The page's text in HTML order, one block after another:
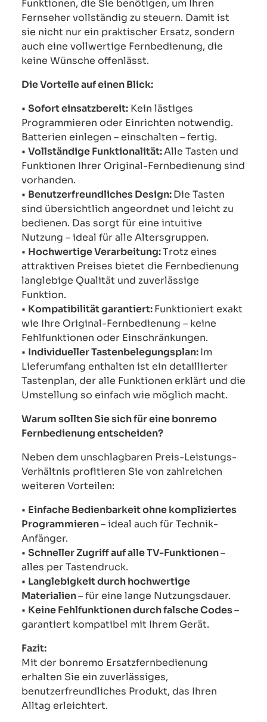
Funktionen, die Sie benötigen, um Ihren
Fernseher vollständig zu steuern. Damit ist
sie nicht nur ein praktischer Ersatz, sondern
auch eine vollwertige Fernbedienung, die
keine Wünsche offenlässt.
Die Vorteile auf einen Blick:
• Sofort einsatzbereit: Kein lästiges
Programmieren oder Einrichten notwendig.
Batterien einlegen – einschalten – fertig.
• Vollständige Funktionalität:Alle Tasten und
Funktionen Ihrer Original-Fernbedienung sind
vorhanden.
• Benutzerfreundliches Design:Die Tasten
sind übersichtlich angeordnet und leicht zu
bedienen. Das sorgt für eine intuitive
Nutzung – ideal für alle Altersgruppen.
• Hochwertige Verarbeitung:Trotz eines
attraktiven Preises bietet die Fernbedienung
langlebige Qualität und zuverlässige
Funktion.
• Kompatibilität garantiert:Funktioniert exakt
wie Ihre Original-Fernbedienung – keine
Fehlfunktionen oder Einschränkungen.
• Individueller Tastenbelegungsplan:Im
Lieferumfang enthalten ist ein detaillierter
Tastenplan, der alle Funktionen erklärt und die
Umstellung so einfach wie möglich macht.
Warum sollten Sie sich für eine bonremo
Fernbedienung entscheiden?
Neben dem unschlagbaren Preis-Leistungs-
Verhältnis profitieren Sie von zahlreichen
weiteren Vorteilen:
• Einfache Bedienbarkeit ohne kompliziertes
Programmieren– ideal auch für Technik-
Anfänger.
• Schneller Zugriff auf alle TV-Funktionen–
alles per Tastendruck.
• Langlebigkeit durch hochwertige
Materialien– für eine lange Nutzungsdauer.
• Keine Fehlfunktionen durch falsche Codes–
garantiert kompatibel mit Ihrem Gerät.
Fazit:
Mit der bonremo Ersatzfernbedienung
erhalten Sie ein zuverlässiges,
benutzerfreundliches Produkt, das Ihren
Alltag erleichtert.